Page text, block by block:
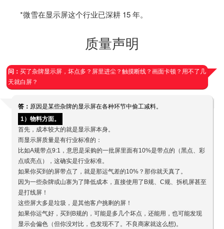
*微雪在显示屏这个行业已深耕 15 年。
质量声明
问： 买了杂牌显示屏，坏点多？屏里进尘？触摸断线？画面卡顿？用不了几
天就白屏？
答： 原因是某些杂牌的显示屏在各种环节中偷工减料。
1）物料方面。
首先，成本较大的就是显示屏本身。
而显示屏质量是有行业标准的：
比如A规带点9:1，意思是采购的一批屏里面有10%是带点的（黑点、彩
点或亮点），这确实是行业标准。
如果你买到的屏带点了，就是那运气差的10%？那你就天真了。
因为一些杂牌或山寨为了降低成本，直接使用了B规、C规、拆机屏甚至
是打线屏！
这些屏大多是垃圾，是其他客户挑剩的屏！
如果你运气好，买到B规的，可能是多几个坏点，还能用，也可能发现
显示会偏色（但你没对比，也发现不了。不良商家就这么想)。